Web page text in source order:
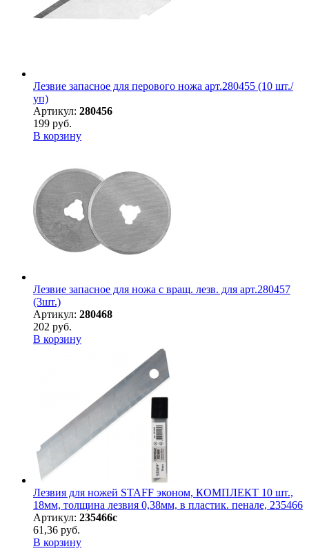
Лезвие запасное для перового ножа арт.280455 (10 шт./
уп)
Артикул: 280456
199 руб.
В корзину
Лезвие запасное для ножа с вращ. лезв. для арт.280457
(3шт.)
Артикул: 280468
202 руб.
В корзину
Лезвия для ножей STAFF эконом, КОМПЛЕКТ 10 шт.,
18мм, толщина лезвия 0,38мм, в пластик. пенале, 235466
Артикул: 235466с
61,36 руб.
В корзину